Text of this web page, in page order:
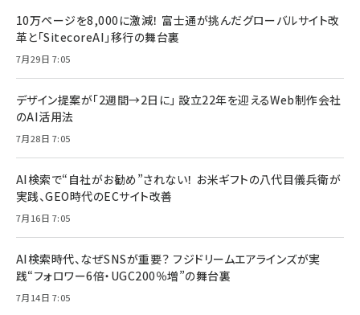
10万ページを8,000に激減！ 富士通が挑んだグローバルサイト改
革と「SitecoreAI」移行の舞台裏
7月29日 7:05
デザイン提案が「2週間→2日に」 設立22年を迎えるWeb制作会社
のAI活用法
7月28日 7:05
AI検索で“自社がお勧め”されない！ お米ギフトの八代目儀兵衛が
実践、GEO時代のECサイト改善
7月16日 7:05
AI検索時代、なぜSNSが重要？ フジドリームエアラインズが実
践“フォロワー6倍・UGC200％増”の舞台裏
7月14日 7:05